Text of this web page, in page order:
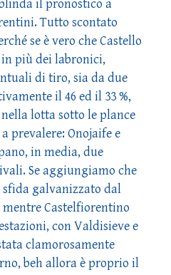
il pronostico a
Tutto scontato
se è vero che Castello
più dei labronici,
di tiro, sia da due
il 46 ed il 33 %,
lotta sotto le plance
prevalere: Onojaife e
in media, due
Se aggiungiamo che
galvanizzato dal
Castelfiorentino
con Valdisieve e
clamorosamente
beh allora è proprio il